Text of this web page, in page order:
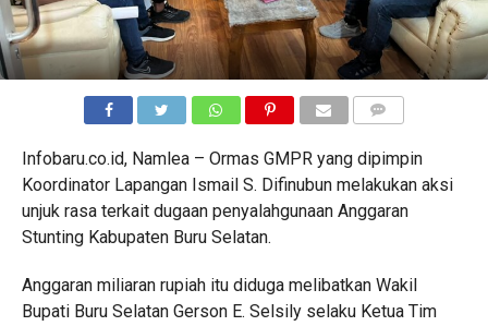
Infobaru.co.id, Namlea – Ormas GMPR yang dipimpin
Koordinator Lapangan Ismail S. Difinubun melakukan aksi
unjuk rasa terkait dugaan penyalahgunaan Anggaran
Stunting Kabupaten Buru Selatan.
Anggaran miliaran rupiah itu diduga melibatkan Wakil
Bupati Buru Selatan Gerson E. Selsily selaku Ketua Tim